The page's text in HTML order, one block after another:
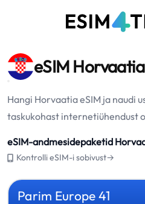
eSIM
Hangi Horvaatia eSIM ja naudi
taskukohast internetiühendust
eSIM-andmesidepaketid
Kontrolli eSIM-i sobivust→
Parim Europe 41